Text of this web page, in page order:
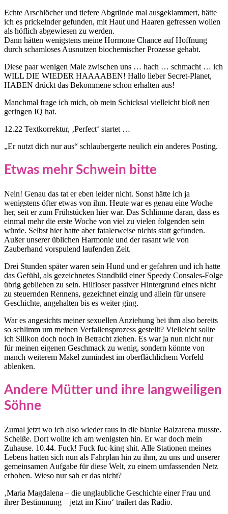
Echte Arschlöcher und tiefere Abgründe mal ausgeklammert, hätte
ich es prickelnder gefunden, mit Haut und Haaren gefressen wollen
als höflich abgewiesen zu werden.
Dann hätten wenigstens meine Hormone Chance auf Hoffnung
durch schamloses Ausnutzen biochemischer Prozesse gehabt.
Diese paar wenigen Male zwischen uns … hach … schmacht … ich
WILL DIE WIEDER HAAAABEN! Hallo lieber Secret-Planet,
HABEN drückt das Bekommene schon erhalten aus!
Manchmal frage ich mich, ob mein Schicksal vielleicht bloß nen
geringen IQ hat.
12.22 Textkorrektur, ‚Perfect‘ startet …
„Er nutzt dich nur aus“ schlaubergerte neulich ein anderes Posting.
Etwas mehr Schwein bitte
Nein! Genau das tat er eben leider nicht. Sonst hätte ich ja
wenigstens öfter etwas von ihm. Heute war es genau eine Woche
her, seit er zum Frühstücken hier war. Das Schlimme daran, dass es
einmal mehr die erste Woche von viel zu vielen folgenden sein
würde. Selbst hier hatte aber fatalerweise nichts statt gefunden.
Außer unserer üblichen Harmonie und der rasant wie von
Zauberhand vorspulend laufenden Zeit.
Drei Stunden später waren sein Hund und er gefahren und ich hatte
das Gefühl, als gezeichnetes Standbild einer Speedy Consales-Folge
übrig geblieben zu sein. Hilfloser passiver Hintergrund eines nicht
zu steuernden Rennens, gezeichnet einzig und allein für unsere
Geschichte, angehalten bis es weiter ging.
War es angesichts meiner sexuellen Anziehung bei ihm also bereits
so schlimm um meinen Verfallensprozess gestellt? Vielleicht sollte
ich Silikon doch noch in Betracht ziehen. Es war ja nun nicht nur
für meinen eigenen Geschmack zu wenig, sondern könnte von
manch weiterem Makel zumindest im oberflächlichem Vorfeld
ablenken.
Andere Mütter und ihre langweiligen
Söhne
Zumal jetzt wo ich also wieder raus in die blanke Balzarena musste.
Scheiße. Dort wollte ich am wenigsten hin. Er war doch mein
Zuhause. 10.44. Fuck! Fuck fuc-king shit. Alle Stationen meines
Lebens hatten sich nun als Fahrplan hin zu ihm, zu uns und unserer
gemeinsamen Aufgabe für diese Welt, zu einem umfassenden Netz
erhoben. Wieso nur sah er das nicht?
‚Maria Magdalena – die unglaubliche Geschichte einer Frau und
ihrer Bestimmung – jetzt im Kino‘ trailert das Radio.